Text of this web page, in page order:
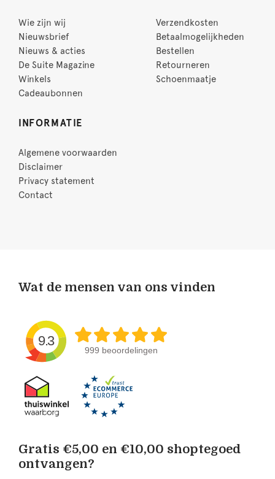
Wie zijn wij
Nieuwsbrief
Nieuws & acties
De Suite Magazine
Winkels
Cadeaubonnen
Verzendkosten
Betaalmogelijkheden
Bestellen
Retourneren
Schoenmaatje
INFORMATIE
Algemene voorwaarden
Disclaimer
Privacy statement
Contact
Wat de mensen van ons vinden
9.3
999 beoordelingen
Gratis €5,00 en €10,00 shoptegoed
ontvangen?